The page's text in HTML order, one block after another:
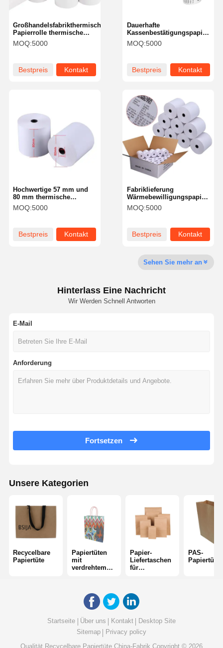
VR-Show Über Uns
Werksbesicht
Igung
Qualitätskont
Rolle
Kontaktiere
Uns
Nachrichten
Bitte Um Ein
Angebot
E-Commerce-Taschen
Handgefertigte Papiertüten
Papiertüten mit Schnittboden
Thermopapier-Rolle
Vliestaschen
Dauerhafte
Kassenbestätigungspapierrolle
für POS-Rechnungen und
Ticketendruck
MOQ:5000
Bestpreis Kontakt
Großhandelsfabrikthermische
Papierrolle thermische
Kasse mit Papierkern für
POS-Maschine
MOQ:5000
Bestpreis Kontakt
Fabriklieferung
Wärmebewilligungspapierroll
BPAfrei 57x40mm für
Kassenmaschinen
MOQ:5000
Bestpreis Kontakt
Hochwertige 57 mm und
80 mm thermische
Papierrollen für
Kassenmaschinen
MOQ:5000
Bestpreis Kontakt
Sehen Sie mehr an
Hinterlass Eine Nachricht
Wir Werden Schnell Antworten
E-Mail
Anforderung
Fortsetzen
Unsere Kategorien
Recycelbare
Papiertüte
Papiertüten
mit
verdrehtem
Papier-
Liefertaschen
für
PAS-
Papiertüten
Startseite Über uns Kontakt
Desktop Site
Sitemap
Privacy policy
Qualität Recycelbare Papiertüte China-Fabrik.Copyright © 2026